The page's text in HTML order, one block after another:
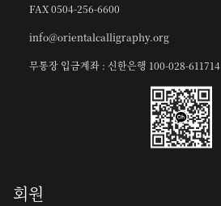
FAX 0504-256-6600
info@orientalcalligraphy.org
무통장 입금계좌 : 신한은행 100-028-611714
회원